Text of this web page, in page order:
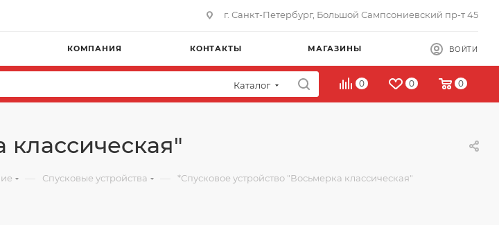
г. Санкт-Петербург, Большой Сампсониевский пр-т 45
КОМПАНИЯ КОНТАКТЫ МАГАЗИНЫ ВОЙТИ
Каталог 0 0 0
классическая"
— Спусковые устройства — *Спусковое устройство "Восьмерка классическая"